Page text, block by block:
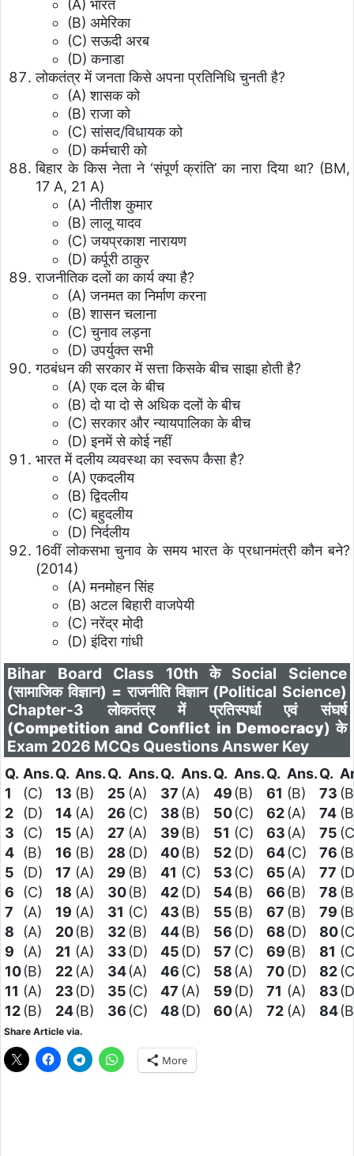
(A) भारत
(B) अमेरिका
(C) सऊदी अरब
(D) कनाडा
लोकतंत्र में जनता किसे अपना प्रतिनिधि चुनती है?
(A) शासक को
(B) राजा को
(C) सांसद/विधायक को
(D) कर्मचारी को
बिहार के किस नेता ने ‘संपूर्ण क्रांति’ का नारा दिया था? (BM,
17 A, 21 A)
(A) नीतीश कुमार
(B) लालू यादव
(C) जयप्रकाश नारायण
(D) कर्पूरी ठाकुर
राजनीतिक दलों का कार्य क्या है?
(A) जनमत का निर्माण करना
(B) शासन चलाना
(C) चुनाव लड़ना
(D) उपर्युक्त सभी
गठबंधन की सरकार में सत्ता किसके बीच साझा होती है?
(A) एक दल के बीच
(B) दो या दो से अधिक दलों के बीच
(C) सरकार और न्यायपालिका के बीच
(D) इनमें से कोई नहीं
भारत में दलीय व्यवस्था का स्वरूप कैसा है?
(A) एकदलीय
(B) द्विदलीय
(C) बहुदलीय
(D) निर्दलीय
16वीं लोकसभा चुनाव के समय भारत के प्रधानमंत्री कौन बने?
(2014)
(A) मनमोहन सिंह
(B) अटल बिहारी वाजपेयी
(C) नरेंद्र मोदी
(D) इंदिरा गांधी
Bihar Board Class 10th के Social Science
(सामाजिक विज्ञान) = राजनीति विज्ञान (Political Science)
Chapter-3 लोकतंत्र में प्रतिस्पर्धा एवं संघर्ष
(Competition and Conflict in Democracy) के
Exam 2026 MCQs Questions Answer Key
Q. Ans.Q. Ans.Q. Ans.Q. Ans.Q. Ans.Q. Ans.Q.
1
(C) 13 (B) 25 (A) 37 (A) 49 (B) 61 (B) 73
2
(D) 14 (A) 26 (C) 38 (B) 50(C) 62 (A) 74
3
(C) 15 (A) 27 (A) 39 (B) 51 (C) 63 (A) 75
4
(B) 16 (B) 28 (D) 40(B) 52 (D) 64(C) 76
5
(D) 17 (A) 29 (B) 41 (C) 53 (C) 65 (A) 77
6
(C) 18 (A) 30(B) 42 (D) 54(B) 66 (B) 78
7
(A) 19 (A) 31 (C) 43 (B) 55 (B) 67 (B) 79
8
(A) 20(B) 32 (B) 44(B) 56 (D) 68 (D) 80
9
(A) 21 (A) 33 (D) 45 (D) 57 (C) 69 (B) 81
10(B) 22 (A) 34(A) 46 (C) 58 (A) 70 (D) 82
11 (A) 23 (D) 35 (C) 47 (A) 59 (D) 71 (A) 83
12 (B) 24(B) 36 (C) 48 (D) 60(A) 72 (A) 84
Share Article via.
More